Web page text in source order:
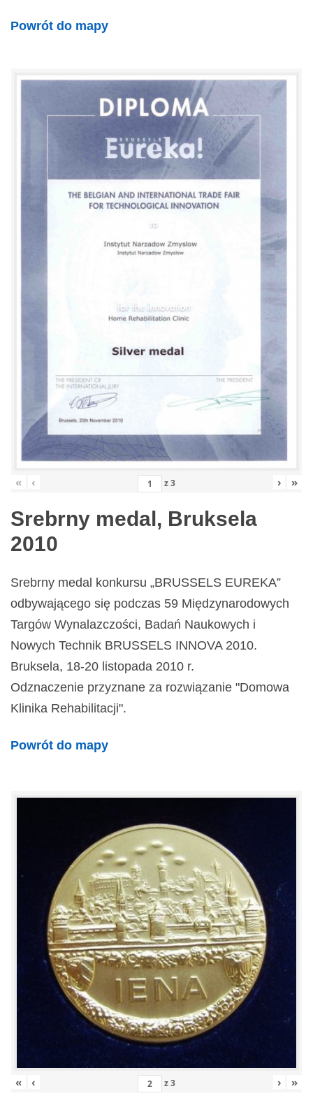
Powrót do mapy
« ‹ z3 › »
Srebrny medal, Bruksela
2010
Srebrny medal konkursu „BRUSSELS EUREKA”
odbywającego się podczas 59 Międzynarodowych
Targów Wynalazczości, Badań Naukowych i
Nowych Technik BRUSSELS INNOVA 2010.
Bruksela, 18-20 listopada 2010 r.
Odznaczenie przyznane za rozwiązanie "Domowa
Klinika Rehabilitacji".
Powrót do mapy
« ‹ z3 › »